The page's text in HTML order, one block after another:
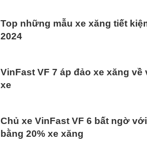
Top những mẫu xe xăng tiết
2024
VinFast VF 7 áp đảo xe xăng
xe
Chủ xe VinFast VF 6 bất ngờ
bằng 20% xe xăng